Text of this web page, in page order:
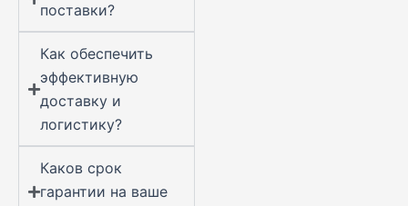
поставки?
Как обеспечить
эффективную
доставку и
логистику?
Каков срок
гарантии на ваше